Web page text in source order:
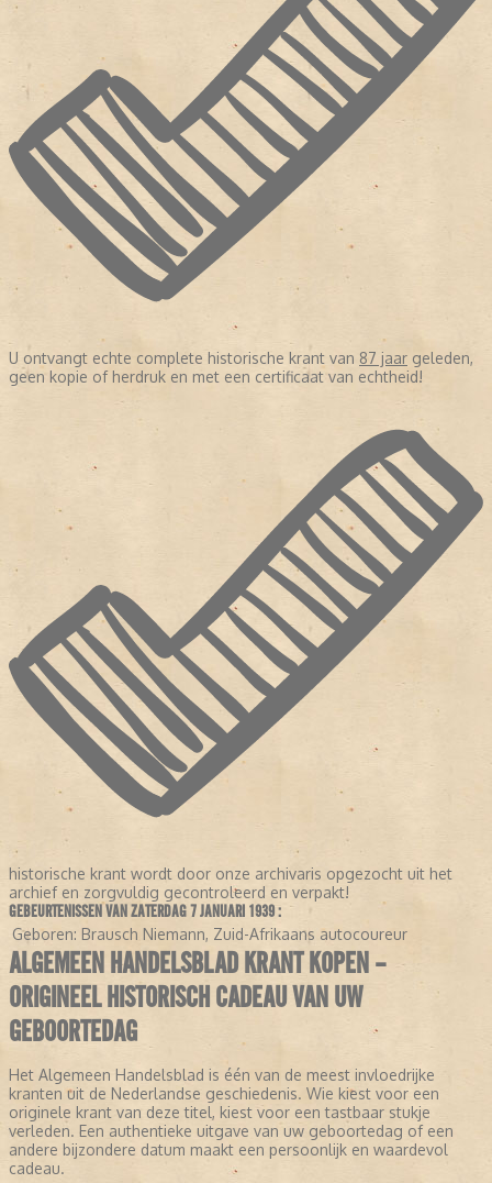
U ontvangt echte complete historische krant van 87 jaar geleden,
geen kopie of herdruk en met een certificaat van echtheid!
historische krant wordt door onze archivaris opgezocht uit het
archief en zorgvuldig gecontroleerd en verpakt!
GEBEURTENISSEN VAN ZATERDAG 7 JANUARI 1939 :
Geboren: Brausch Niemann, Zuid-Afrikaans autocoureur
ALGEMEEN HANDELSBLAD KRANT KOPEN –
ORIGINEEL HISTORISCH CADEAU VAN UW
GEBOORTEDAG
Het Algemeen Handelsblad is één van de meest invloedrijke
kranten uit de Nederlandse geschiedenis. Wie kiest voor een
originele krant van deze titel, kiest voor een tastbaar stukje
verleden. Een authentieke uitgave van uw geboortedag of een
andere bijzondere datum maakt een persoonlijk en waardevol
cadeau.